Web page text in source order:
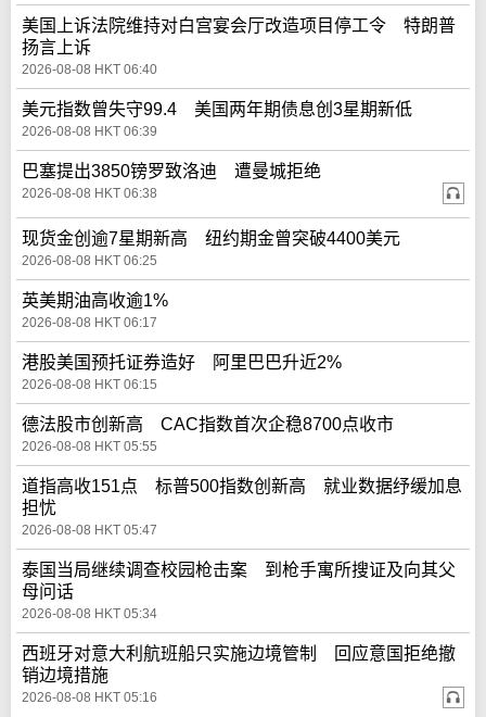
美国上诉法院维持对白宫宴会厅改造项目停工令 特朗普
扬言上诉
2026-08-08 HKT 06:40
美元指数曾失守99.4 美国两年期债息创3星期新低
2026-08-08 HKT 06:39
巴塞提出3850镑罗致洛迪 遭曼城拒绝
2026-08-08 HKT 06:38
现货金创逾7星期新高 纽约期金曾突破4400美元
2026-08-08 HKT 06:25
英美期油高收逾1%
2026-08-08 HKT 06:17
港股美国预托证券造好 阿里巴巴升近2%
2026-08-08 HKT 06:15
德法股市创新高 CAC指数首次企稳8700点收市
2026-08-08 HKT 05:55
道指高收151点 标普500指数创新高 就业数据纾缓加息
担忧
2026-08-08 HKT 05:47
泰国当局继续调查校园枪击案 到枪手寓所搜证及向其父
母问话
2026-08-08 HKT 05:34
西班牙对意大利航班船只实施边境管制 回应意国拒绝撤
销边境措施
2026-08-08 HKT 05:16